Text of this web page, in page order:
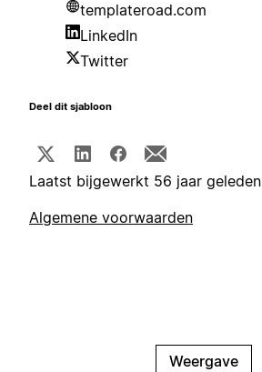
templateroad.com
LinkedIn
Twitter
Deel dit sjabloon
Laatst bijgewerkt 56 jaar geleden
Algemene voorwaarden
Weergave